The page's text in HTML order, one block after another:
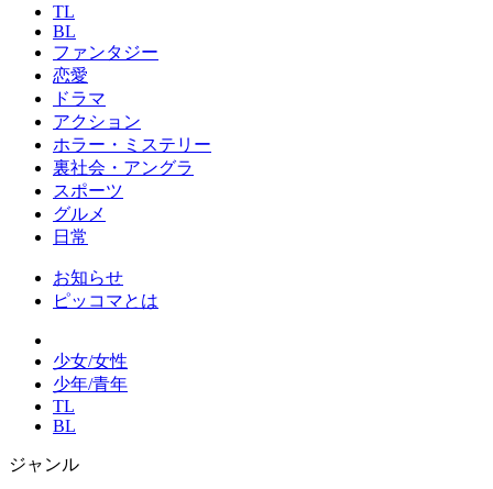
TL
BL
ファンタジー
恋愛
ドラマ
アクション
ホラー・ミステリー
裏社会・アングラ
スポーツ
グルメ
日常
お知らせ
ピッコマとは
少女/女性
少年/青年
TL
BL
ジャンル